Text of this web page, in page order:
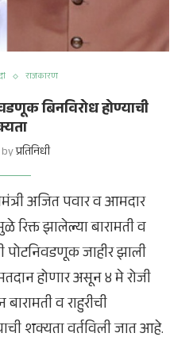
राजकारण
बिनविरोध होण्याची
प्रतिनिधी
अजित पवार व आमदार
रिक्त झालेल्या बारामती व
पोटनिवडणूक जाहीर झाली
होणार असून ४ मे रोजी
व राहुरीची
शक्यता वर्तविली जात आहे.